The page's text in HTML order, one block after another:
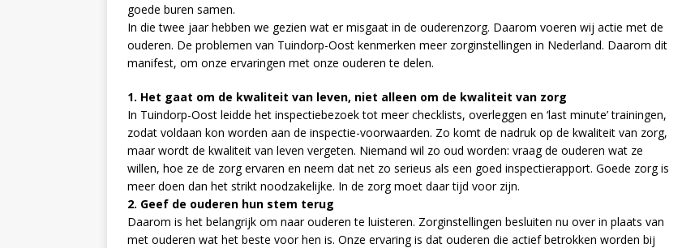
goede buren samen.
In die twee jaar hebben we gezien wat er misgaat in de ouderenzorg. Daarom voeren wij actie met de
ouderen. De problemen van Tuindorp-Oost kenmerken meer zorginstellingen in Nederland. Daarom dit
manifest, om onze ervaringen met onze ouderen te delen.
1. Het gaat om de kwaliteit van leven, niet alleen om de kwaliteit van zorg
In Tuindorp-Oost leidde het inspectiebezoek tot meer checklists, overleggen en ‘last minute’ trainingen,
zodat voldaan kon worden aan de inspectie-voorwaarden. Zo komt de nadruk op de kwaliteit van zorg,
maar wordt de kwaliteit van leven vergeten. Niemand wil zo oud worden: vraag de ouderen wat ze
willen, hoe ze de zorg ervaren en neem dat net zo serieus als een goed inspectierapport. Goede zorg is
meer doen dan het strikt noodzakelijke. In de zorg moet daar tijd voor zijn.
2. Geef de ouderen hun stem terug
Daarom is het belangrijk om naar ouderen te luisteren. Zorginstellingen besluiten nu over in plaats van
met ouderen wat het beste voor hen is. Onze ervaring is dat ouderen die actief betrokken worden bij